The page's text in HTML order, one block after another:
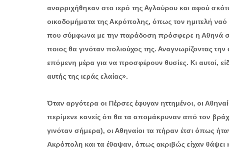
αναρριχήθηκαν στο ιερό της Αγλαύρου και αφού
οικοδομήματα της Ακρόπολης, όπως τον ημιτελή
που σύμφωνα με την παράδοση πρόσφερε η Αθηνά
ποιος θα γινόταν πολιούχος της. Αναγνωρίζοντας την
επόμενη μέρα για να προσφέρουν θυσίες. Κι αυτοί,
αυτής της ιεράς ελαίας».
Όταν αργότερα oι Πέρσες έφυγαν ηττημένοι, οι
περίμενε κανείς ότι θα τα απομάκρυναν από τον
γινόταν σήμερα), οι Αθηναίοι τα πήραν έτσι όπως
Ακρόπολη και τα έθαψαν, όπως ακριβώς είχαν